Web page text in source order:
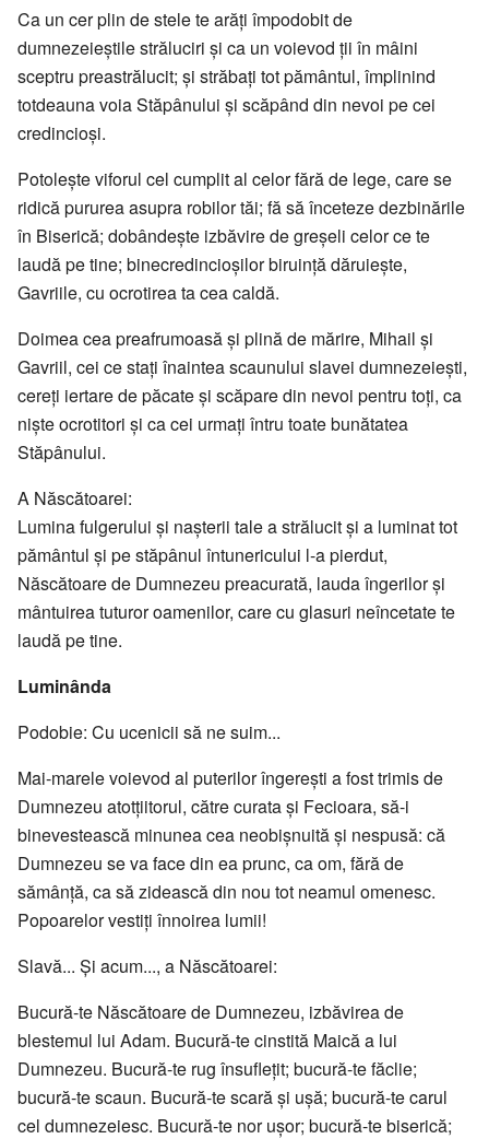
Ca un cer plin de stele te arăţi împodobit de
dumnezeieştile străluciri şi ca un voievod ţii în mâini
sceptru preastrălucit; şi străbaţi tot pământul, împlinind
totdeauna voia Stăpânului şi scăpând din nevoi pe cei
credincioşi.
Potoleşte viforul cel cumplit al celor fără de lege, care se
ridică pururea asupra robilor tăi; fă să înceteze dezbinările
în Biserică; dobândeşte izbăvire de greşeli celor ce te
laudă pe tine; binecredincioşilor biruinţă dăruieşte,
Gavriile, cu ocrotirea ta cea caldă.
Doimea cea preafrumoasă şi plină de mărire, Mihail şi
Gavriil, cei ce staţi înaintea scaunului slavei dumnezeieşti,
cereţi iertare de păcate şi scăpare din nevoi pentru toţi, ca
nişte ocrotitori şi ca cei urmaţi întru toate bunătatea
Stăpânului.
A Născătoarei:
Lumina fulgerului şi naşterii tale a strălucit şi a luminat tot
pământul şi pe stăpânul întunericului l-a pierdut,
Născătoare de Dumnezeu preacurată, lauda îngerilor şi
mântuirea tuturor oamenilor, care cu glasuri neîncetate te
laudă pe tine.
Luminânda
Podobie: Cu ucenicii să ne suim...
Mai-marele voievod al puterilor îngereşti a fost trimis de
Dumnezeu atotţiitorul, către curata şi Fecioara, să-i
binevestească minunea cea neobişnuită şi nespusă: că
Dumnezeu se va face din ea prunc, ca om, fără de
sămânţă, ca să zidească din nou tot neamul omenesc.
Popoarelor vestiţi înnoirea lumii!
Slavă... Și acum..., a Născătoarei:
Bucură-te Născătoare de Dumnezeu, izbăvirea de
blestemul lui Adam. Bucură-te cinstită Maică a lui
Dumnezeu. Bucură-te rug însufleţit; bucură-te făclie;
bucură-te scaun. Bucură-te scară şi uşă; bucură-te carul
cel dumnezeiesc. Bucură-te nor uşor; bucură-te biserică;